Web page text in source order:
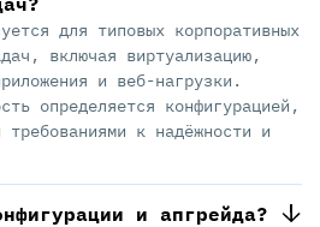
для типовых корпоративных
включая виртуализацию,
и веб-нагрузки.
определяется конфигурацией,
требованиями к надёжности и
и апгрейда?